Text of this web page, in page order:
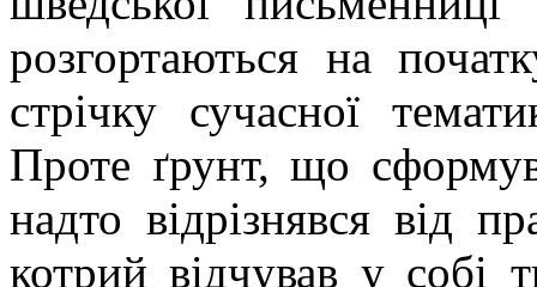
розгортаються на
стрічку сучасної
Проте ґрунт, що
надто відрізнявся від
котрий відчував у собі